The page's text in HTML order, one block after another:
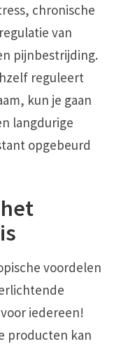
chronische
van
pijnbestrijding.
reguleert
kun je gaan
langdurige
opgebeurd
voordelen
iedereen!
producten kan